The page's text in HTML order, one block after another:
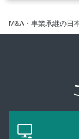
M&A・事業承継の日